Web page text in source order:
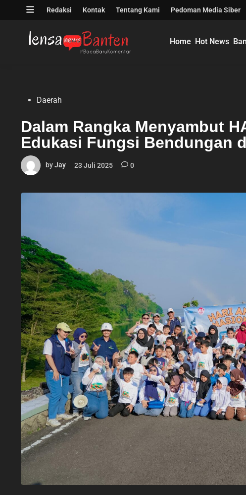
Open
Redaksi Kontak Tentang Kami Pedoman Media Siber
Home Hot News
PostedDaerah
Dalam Rangka Menyambut
Edukasi Fungsi Bendungan
byJay 23 Juli 2025 0